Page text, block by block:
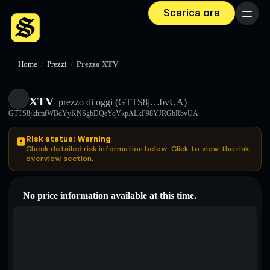
Scarica ora Menu
Home / Prezzi / Prezzo XTV
XTV prezzo di oggi (GTTS8j…bvUA)
GTTS8jkhmfWBdYyKNSgbDQeYqVkpALkP98YJRGbRbvUA
Risk status: Warning
Check detailed risk information below. Click to view the risk
overview section.
No price information available at this time.